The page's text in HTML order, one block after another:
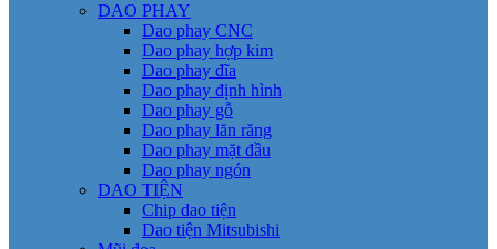
DAO PHAY
Dao phay CNC
Dao phay hợp kim
Dao phay đĩa
Dao phay định hình
Dao phay gỗ
Dao phay lăn răng
Dao phay mặt đầu
Dao phay ngón
DAO TIỆN
Chip dao tiện
Dao tiện Mitsubishi